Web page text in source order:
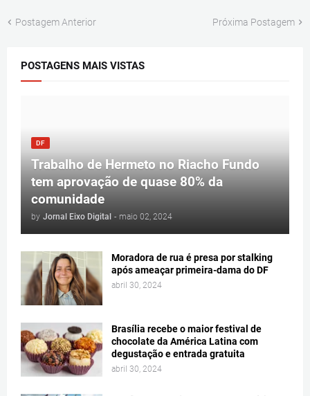
Postagem Anterior Próxima Postagem
POSTAGENS MAIS VISTAS
DF
Trabalho de Hermeto no Riacho Fundo
tem aprovação de quase 80% da
comunidade
by Jornal Eixo Digital - maio 02, 2024
Moradora de rua é presa por stalking
após ameaçar primeira-dama do DF
abril 30, 2024
Brasília recebe o maior festival de
chocolate da América Latina com
degustação e entrada gratuita
abril 30, 2024